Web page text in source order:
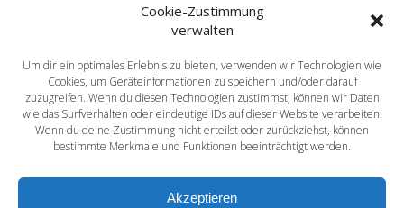
Cookie-Zustimmung
verwalten
Um dir ein optimales Erlebnis zu bieten, verwenden wir Technologien wie
Cookies, um Geräteinformationen zu speichern und/oder darauf
zuzugreifen. Wenn du diesen Technologien zustimmst, können wir Daten
wie das Surfverhalten oder eindeutige IDs auf dieser Website verarbeiten.
Wenn du deine Zustimmung nicht erteilst oder zurückziehst, können
bestimmte Merkmale und Funktionen beeinträchtigt werden.
Akzeptieren
saprima GmbH
Salvatorstr. 5
84051 Essenbach
Tel: +49 871 / 20216622